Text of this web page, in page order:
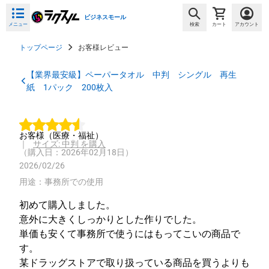
メニュー
ビジネスモール
検索 カート アカウント
トップページ お客様レビュー
【業界最安級】ペーパータオル 中判 シングル 再生
紙 1パック 200枚入
お客様 （医療・福祉）
サイズ: 中判 を購入
（購入日：2026年02月18日）
2026/02/26
用途：事務所での使用
初めて購入しました。
意外に大きくしっかりとした作りでした。
単価も安くて事務所で使うにはもってこいの商品で
す。
某ドラッグストアで取り扱っている商品を買うよりも